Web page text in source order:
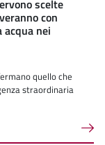
scelte
con
nei
quello che
straordinaria